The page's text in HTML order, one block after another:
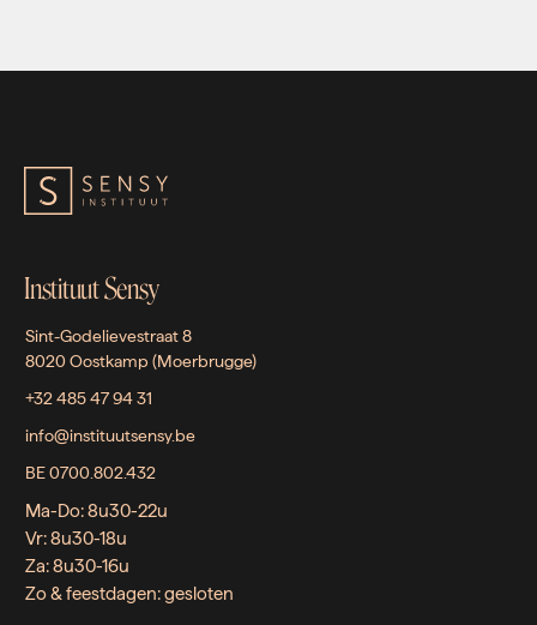
Instituut Sensy
Sint-Godelievestraat 8
8020 Oostkamp (Moerbrugge)
+32 485 47 94 31
info@instituutsensy.be
BE 0700.802.432
Ma-Do: 8u30-22u
Vr: 8u30-18u
Za: 8u30-16u
Zo & feestdagen: gesloten